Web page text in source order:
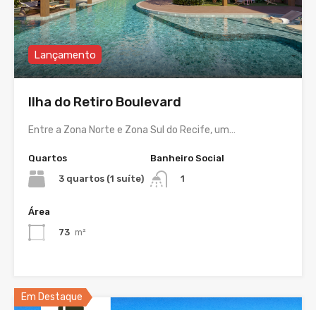
Lançamento
Ilha do Retiro Boulevard
Entre a Zona Norte e Zona Sul do Recife, um…
Quartos
3 quartos (1 suíte)
Banheiro Social
1
Área
73 m²
Em Destaque